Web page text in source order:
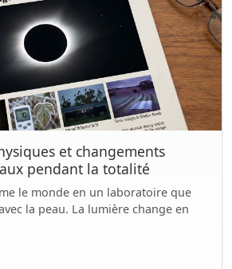
et changements
pendant la totalité
le monde en un laboratoire que
la peau. La lumière change en